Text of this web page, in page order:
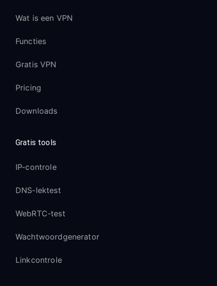
Wat is een VPN
Functies
Gratis VPN
Pricing
Downloads
Gratis tools
IP-controle
DNS-lektest
WebRTC-test
Wachtwoordgenerator
Linkcontrole